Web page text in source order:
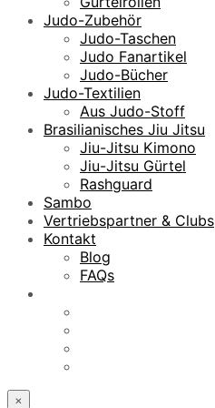
Judo-Zubehör
Judo-Taschen
Judo Fanartikel
Judo-Bücher
Judo-Textilien
Aus Judo-Stoff
Brasilianisches Jiu Jitsu
Jiu-Jitsu Kimono
Jiu-Jitsu Gürtel
Rashguard
Sambo
Vertriebspartner & Clubs
Kontakt
Blog
FAQs
×